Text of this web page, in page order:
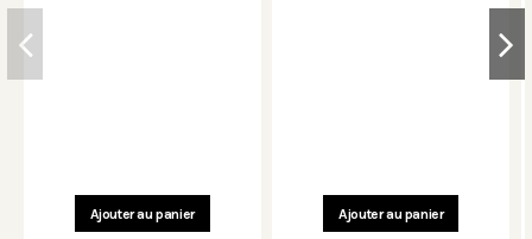
Ajouter au panier Ajouter au panier